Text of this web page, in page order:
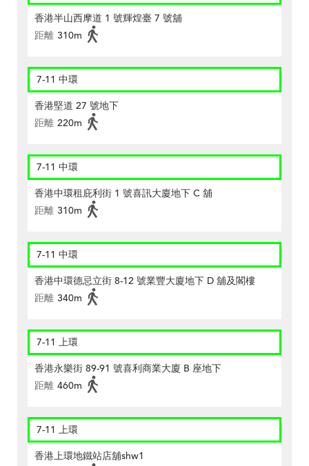
香港半山西摩道 1 號輝煌臺 7 號舖
距離 310m
7-11 中環
香港堅道 27 號地下
距離 220m
7-11 中環
香港中環租庇利街 1 號喜訊大廈地下 C 舖
距離 310m
7-11 中環
香港中環德忌立街 8-12 號業豐大廈地下 D 舖及閣樓
距離 340m
7-11 上環
香港永樂街 89-91 號喜利商業大廈 B 座地下
距離 460m
7-11 上環
香港上環地鐵站店舖shw1